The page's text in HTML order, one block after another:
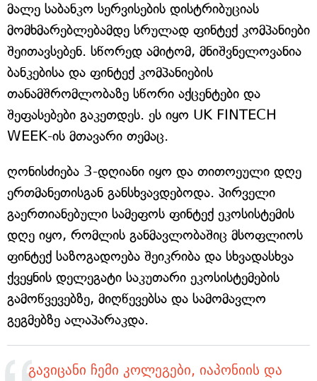
მალე საბანკო სერვისების დისტრიბუციას
მომხმარებლებამდე სრულად ფინტექ კომპანიები
შეითავსებენ. სწორედ ამიტომ, მნიშვნელოვანია
ბანკებისა და ფინტექ კომპანიების
თანამშრომლობაზე სწორი აქცენტები და
შეფასებები გაკეთდეს. ეს იყო UK FINTECH
WEEK-ის მთავარი თემაც.
ღონისძიება 3-დღიანი იყო და თითოეული დღე
ერთმანეთისგან განსხვავდებოდა. პირველი
გაერთიანებული სამეფოს ფინტექ ეკოსისტემის
დღე იყო, რომლის განმავლობაშიც მსოფლიოს
ფინტექ საზოგადოება შეიკრიბა და სხვადასხვა
ქვეყნის დელეგატი საკუთარი ეკოსისტემების
გამოწვევებზე, მიღწევებსა და სამომავლო
გეგმებზე ალაპარაკდა.
გავიცანი ჩემი კოლეგები, იაპონიის და